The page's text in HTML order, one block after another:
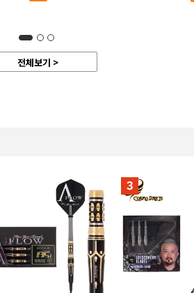
전체보기 >
3